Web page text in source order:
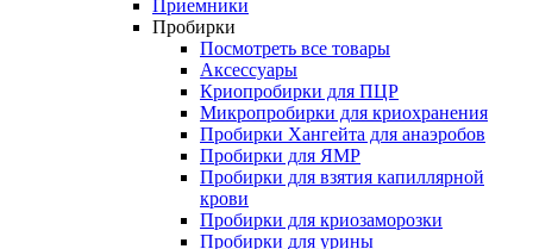
Приемники
Пробирки
Посмотреть все товары
Аксессуары
Криопробирки для ПЦР
Микропробирки для криохранения
Пробирки Хангейта для анаэробов
Пробирки для ЯМР
Пробирки для взятия капиллярной
крови
Пробирки для криозаморозки
Пробирки для урины